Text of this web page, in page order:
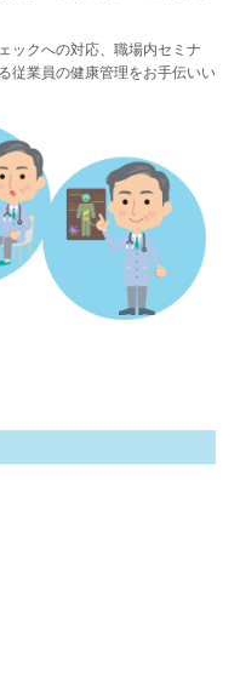
ックへの対応、職場内セミナ
従業員の健康管理をお手伝いい